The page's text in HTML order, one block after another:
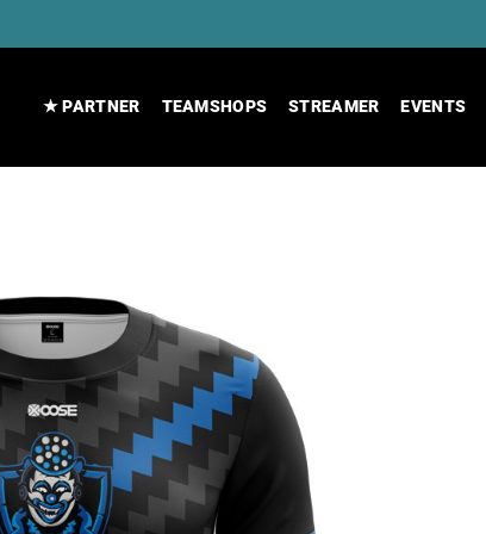
★ PARTNER TEAMSHOPS STREAMER EVENTS